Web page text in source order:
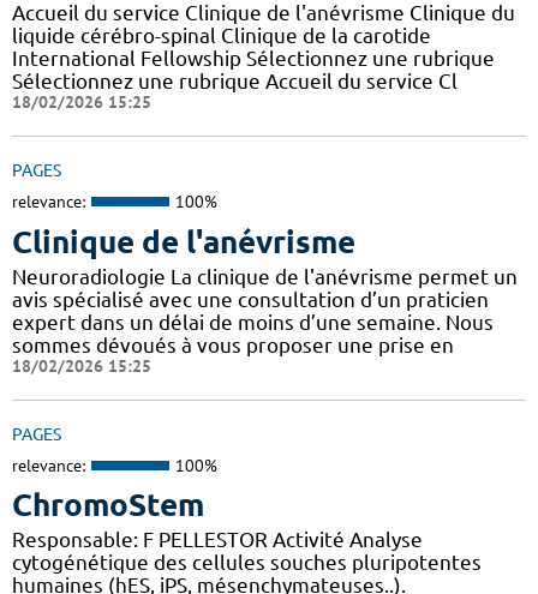
Accueil du service Clinique de l'anévrisme Clinique du
liquide cérébro-spinal Clinique de la carotide
International Fellowship Sélectionnez une rubrique
Sélectionnez une rubrique Accueil du service Cl
18/02/2026 15:25
PAGES
relevance: 100%
Clinique de l'anévrisme
Neuroradiologie La clinique de l'anévrisme permet un
avis spécialisé avec une consultation d’un praticien
expert dans un délai de moins d’une semaine. Nous
sommes dévoués à vous proposer une prise en
18/02/2026 15:25
PAGES
relevance: 100%
ChromoStem
Responsable: F PELLESTOR Activité Analyse
cytogénétique des cellules souches pluripotentes
humaines (hES, iPS, mésenchymateuses..).